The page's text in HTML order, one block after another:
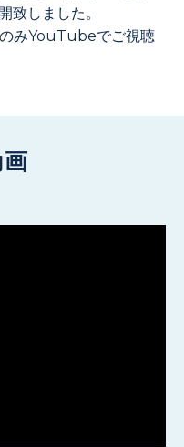
致しました。
みYouTubeでご視聴